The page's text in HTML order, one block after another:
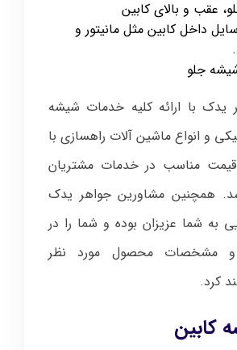
عقب و بالای کابین
داخل کابین مثل مانیتور و
جلو
یدک با ارائه کلیه خدمات شیشه
و انواع ماشین آلات راهسازی با
قیمت مناسب در خدمات مشتریان
همچنین مشاورین جواهر یدک
به شما عزیزان بوده و شما را در
مشخصات محصول مورد نظر
کرد.
کابین